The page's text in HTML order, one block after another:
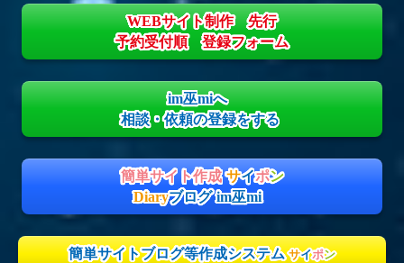
WEBサイト制作 先行
予約受付順 登録フォーム
im巫miへ
相談・依頼の登録をする
簡単サイト作成サイポン
Diaryブログ im巫mi
簡単サイトブログ等作成システムサイポン